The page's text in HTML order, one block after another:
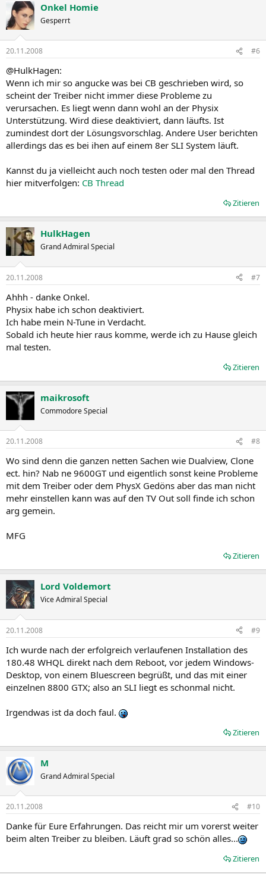
Onkel Homie
Gesperrt
20.11.2008 #6
@HulkHagen:
Wenn ich mir so angucke was bei CB geschrieben wird, so
scheint der Treiber nicht immer diese Probleme zu
verursachen. Es liegt wenn dann wohl an der Physix
Unterstützung. Wird diese deaktiviert, dann läufts. Ist
zumindest dort der Lösungsvorschlag. Andere User berichten
allerdings das es bei ihen auf einem 8er SLI System läuft.
Kannst du ja vielleicht auch noch testen oder mal den Thread
hier mitverfolgen: CB Thread
Zitieren
HulkHagen
Grand Admiral Special
20.11.2008 #7
Ahhh - danke Onkel.
Physix habe ich schon deaktiviert.
Ich habe mein N-Tune in Verdacht.
Sobald ich heute hier raus komme, werde ich zu Hause gleich
mal testen.
Zitieren
maikrosoft
Commodore Special
20.11.2008 #8
Wo sind denn die ganzen netten Sachen wie Dualview, Clone
ect. hin? Nab ne 9600GT und eigentlich sonst keine Probleme
mit dem Treiber oder dem PhysX Gedöns aber das man nicht
mehr einstellen kann was auf den TV Out soll finde ich schon
arg gemein.
MFG
Zitieren
Lord Voldemort
Vice Admiral Special
20.11.2008 #9
Ich wurde nach der erfolgreich verlaufenen Installation des
180.48 WHQL direkt nach dem Reboot, vor jedem Windows-
Desktop, von einem Bluescreen begrüßt, und das mit einer
einzelnen 8800 GTX; also an SLI liegt es schonmal nicht.
Irgendwas ist da doch faul.
Zitieren
M
Grand Admiral Special
20.11.2008 #10
Danke für Eure Erfahrungen. Das reicht mir um vorerst weiter
beim alten Treiber zu bleiben. Läuft grad so schön alles...
Zitieren